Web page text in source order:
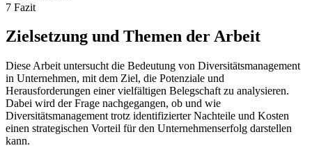
7 Fazit
Zielsetzung und Themen der Arbeit
Diese Arbeit untersucht die Bedeutung von Diversitätsmanagement
in Unternehmen, mit dem Ziel, die Potenziale und
Herausforderungen einer vielfältigen Belegschaft zu analysieren.
Dabei wird der Frage nachgegangen, ob und wie
Diversitätsmanagement trotz identifizierter Nachteile und Kosten
einen strategischen Vorteil für den Unternehmenserfolg darstellen
kann.